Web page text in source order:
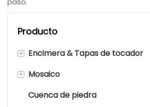
Producto
+ Encimera & Tapas de tocador
Encimera de mármol
Encimera de cuarzo
+ Mosaico
Mosaico de espiga
Cuenca de piedra